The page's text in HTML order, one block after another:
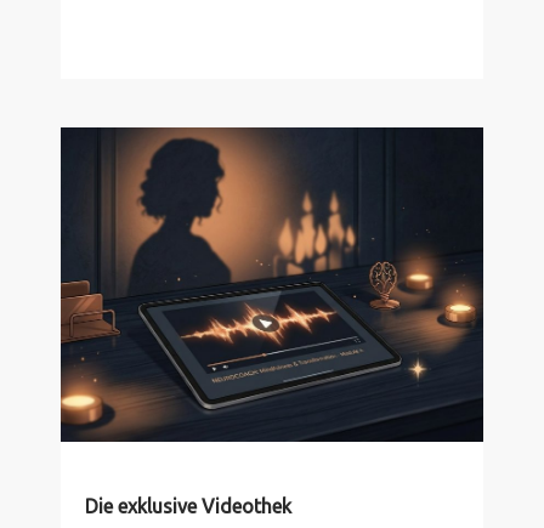
Die exklusive Videothek